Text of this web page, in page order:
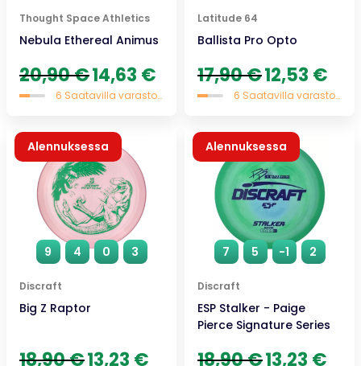
Thought Space Athletics
Nebula Ethereal Animus
20,90€ Alkuperäinen
hinta
oli:
14,63 € Nykyinen
on:
6 Saatavilla varastossa
Latitude 64
Ballista Pro Opto
17,90€ Alkuperäinen
hinta
oli:
12,53 €
on:
6 Saatavilla varastossa
9 4 0 3
Discraft
Big Z Raptor
Alennuksessa
18,90€ Alkuperäinen
13,23 € Nykyinen
7 5 -1 2
Discraft
ESP Stalker - Paige
Pierce Signature Series
Alennuksessa
18,90€ Alkuperäinen
13,23 €